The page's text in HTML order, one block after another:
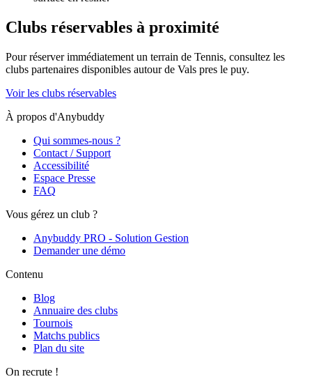
Clubs réservables à proximité
Pour réserver immédiatement un terrain de Tennis, consultez les
clubs partenaires disponibles autour de Vals pres le puy.
Voir les clubs réservables
À propos d'Anybuddy
Qui sommes-nous ?
Contact / Support
Accessibilité
Espace Presse
FAQ
Vous gérez un club ?
Anybuddy PRO - Solution Gestion
Demander une démo
Contenu
Blog
Annuaire des clubs
Tournois
Matchs publics
Plan du site
On recrute !